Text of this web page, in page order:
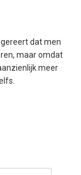
dat men
maar omdat
meer